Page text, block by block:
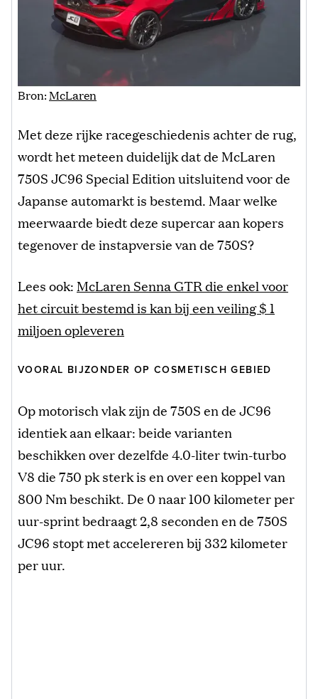
Bron:McLaren
Met deze rijke racegeschiedenis achter de rug,
wordt het meteen duidelijk dat de McLaren
750S JC96 Special Edition uitsluitend voor de
Japanse automarkt is bestemd. Maar welke
meerwaarde biedt deze supercar aan kopers
tegenover de instapversie van de 750S?
Lees ook: McLaren Senna GTR die enkel voor
het circuit bestemd is kan bij een veiling $ 1
miljoen opleveren
VOORAL BIJZONDER OP COSMETISCH GEBIED
Op motorisch vlak zijn de 750S en de JC96
identiek aan elkaar: beide varianten
beschikken over dezelfde 4.0-liter twin-turbo
V8 die 750 pk sterk is en over een koppel van
800 Nm beschikt. De 0 naar 100 kilometer per
uur-sprint bedraagt 2,8 seconden en de 750S
JC96 stopt met accelereren bij 332 kilometer
per uur.